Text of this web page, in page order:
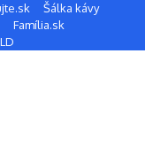
Šálka kávy
Família.sk